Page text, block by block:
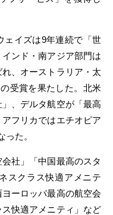
ェイズは9年連続で「世
ンド・南アジア部門は
、オーストラリア・太
受賞を果たした。北米
、デルタ航空が「最高
フリカではエチオピア
た。
社」「中国最高のスタ
スクラス快適アメニテ
ーロッパ最高の航空会
快適アメニティ」など